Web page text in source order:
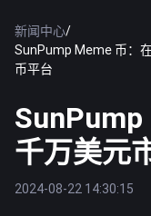
新闻中心/
SunPump Meme 币：
币平台
千万美元
2024-08-22 14:30:15